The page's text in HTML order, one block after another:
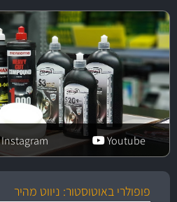
Youtube
Instagram
פופולרי באוטוסטור: ניווט מהיר